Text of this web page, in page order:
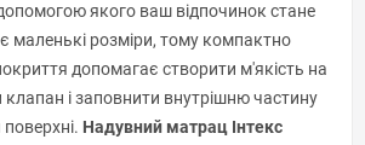
якого ваш відпочинок стане
маленькі розміри, тому компактно
допомагає створити м'якість на
і заповнити внутрішню частину
Надувний матрац Інтекс